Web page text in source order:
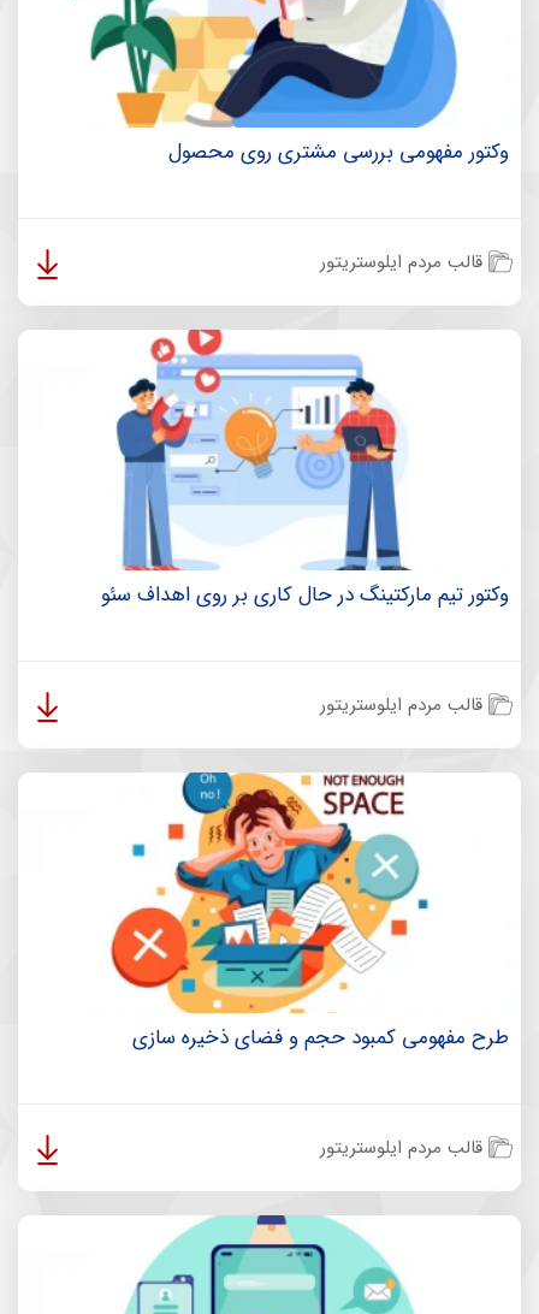
وکتور مفهومی بررسی مشتری روی محصول
قالب مردم ایلوستریتور
وکتور تیم مارکتینگ در حال کاری بر روی اهداف سئو
قالب مردم ایلوستریتور
طرح مفهومی کمبود حجم و فضای ذخیره سازی
قالب مردم ایلوستریتور